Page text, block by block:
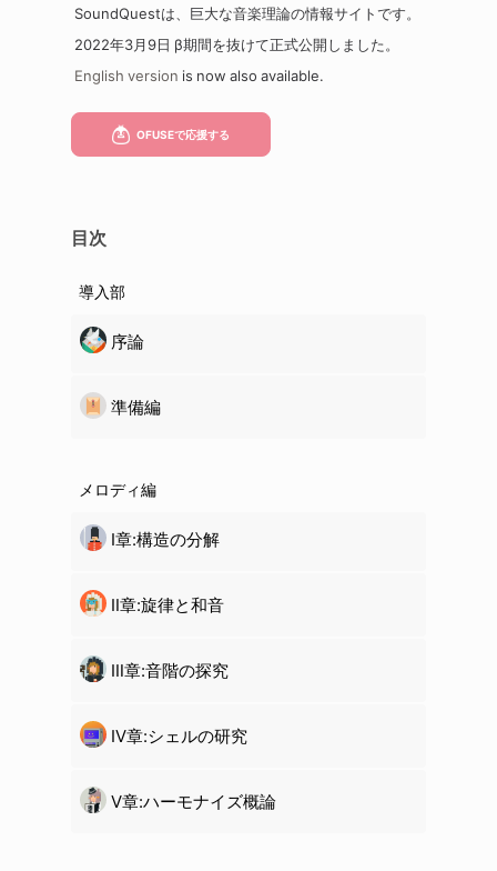
SoundQuestは、巨大な音楽理論の情報サイトです。
2022年3月9日 β期間を抜けて正式公開しました。
English version is now also available.
目次
導入部
序論
準備編
メロディ編
Ⅰ章:構造の分解
Ⅱ章:旋律と和音
Ⅲ章:音階の探究
Ⅳ章:シェルの研究
Ⅴ章:ハーモナイズ概論